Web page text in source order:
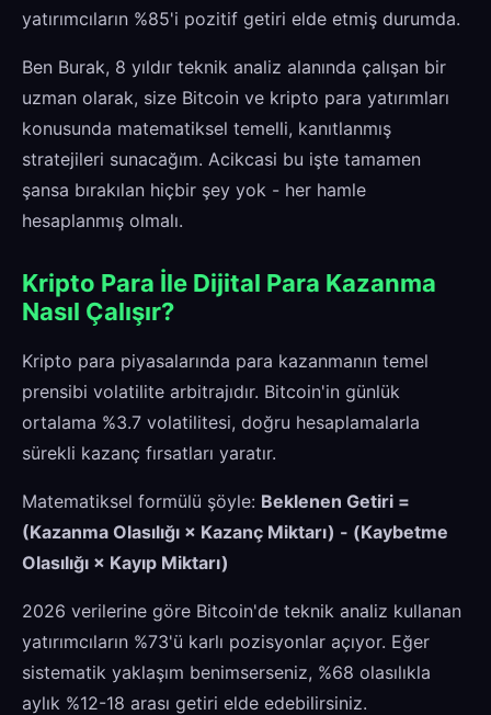
yatırımcıların %85'i pozitif getiri elde etmiş durumda.
Ben Burak, 8 yıldır teknik analiz alanında çalışan bir
uzman olarak, size Bitcoin ve kripto para yatırımları
konusunda matematiksel temelli, kanıtlanmış
stratejileri sunacağım. Acikcasi bu işte tamamen
şansa bırakılan hiçbir şey yok - her hamle
hesaplanmış olmalı.
Kripto Para İle Dijital Para Kazanma
Nasıl Çalışır?
Kripto para piyasalarında para kazanmanın temel
prensibi volatilite arbitrajıdır. Bitcoin'in günlük
ortalama %3.7 volatilitesi, doğru hesaplamalarla
sürekli kazanç fırsatları yaratır.
Matematiksel formülü şöyle: Beklenen Getiri =
(Kazanma Olasılığı × Kazanç Miktarı) - (Kaybetme
Olasılığı × Kayıp Miktarı)
2026 verilerine göre Bitcoin'de teknik analiz kullanan
yatırımcıların %73'ü karlı pozisyonlar açıyor. Eğer
sistematik yaklaşım benimserseniz, %68 olasılıkla
aylık %12-18 arası getiri elde edebilirsiniz.